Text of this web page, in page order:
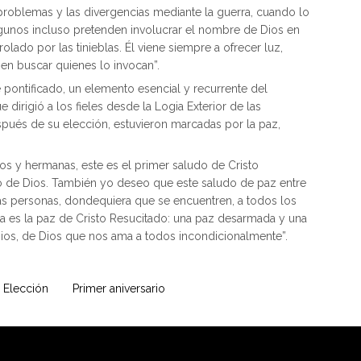
y las divergencias mediante la guerra, cuando lo
incluso pretenden involucrar el nombre de Dios en
por las tinieblas. Él viene siempre a ofrecer luz,
buscar quienes lo invocan”.
un elemento esencial y recurrente del
dirigió a los fieles desde la Logia Exterior de las
de su elección, estuvieron marcadas por la paz,
y hermanas, este es el primer saludo de Cristo
Dios. También yo deseo que este saludo de paz entre
personas, dondequiera que se encuentren, a todos los
es la paz de Cristo Resucitado: una paz desarmada y una
de Dios que nos ama a todos incondicionalmente”.
Elección Primer aniversario